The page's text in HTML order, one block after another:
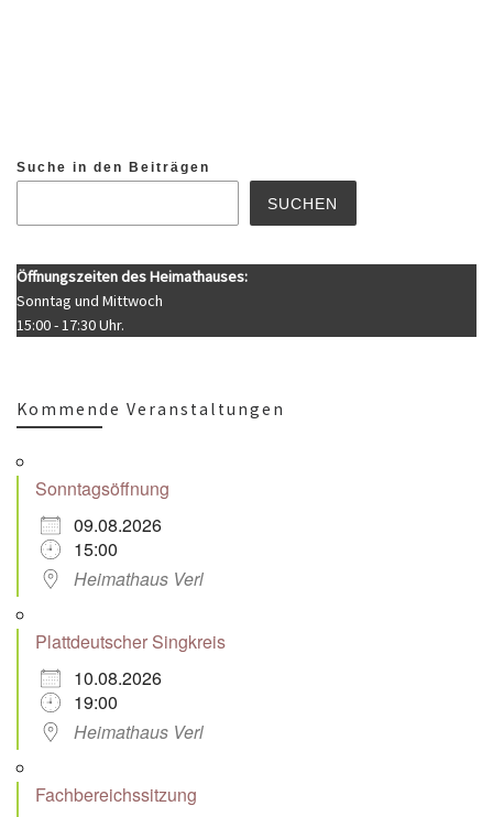
Suche in den Beiträgen
SUCHEN
Öffnungszeiten des Heimathauses:
Sonntag und Mittwoch
15:00 - 17:30 Uhr.
Kommende Veranstaltungen
Sonntagsöffnung
09.08.2026
15:00
Heimathaus Verl
Plattdeutscher Singkreis
10.08.2026
19:00
Heimathaus Verl
Fachbereichssitzung